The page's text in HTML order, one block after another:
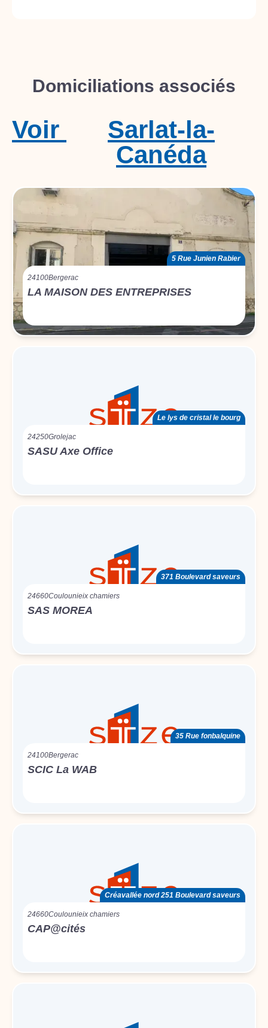
Domiciliations associés
Sarlat-la-
Canéda
Voir
5 Rue Junien Rabier
24100Bergerac
LA MAISON DES ENTREPRISES
Le lys de cristal le bourg
24250Grolejac
SASU Axe Office
371 Boulevard saveurs
24660Coulounieix chamiers
SAS MOREA
35 Rue fonbalquine
24100Bergerac
SCIC La WAB
Créavallée nord 251 Boulevard saveurs
24660Coulounieix chamiers
CAP@cités